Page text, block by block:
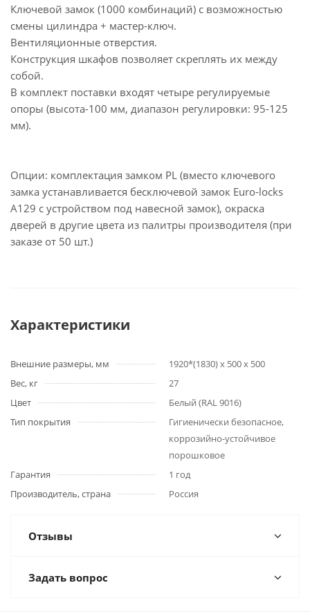
Ключевой замок (1000 комбинаций) с возможностью
смены цилиндра + мастер-ключ.
Вентиляционные отверстия.
Конструкция шкафов позволяет скреплять их между
собой.
В комплект поставки входят четыре регулируемые
опоры (высота-100 мм, диапазон регулировки: 95-125
мм).
Опции: комплектация замком PL (вместо ключевого
замка устанавливается бесключевой замок Euro-locks
A129 с устройством под навесной замок), окраска
дверей в другие цвета из палитры производителя (при
заказе от 50 шт.)
Характеристики
Внешние размеры, мм
1920*(1830) х 500 х 500
Вес, кг
27
Цвет
Белый (RAL 9016)
Тип покрытия
Гигиенически безопасное,
коррозийно-устойчивое
порошковое
Гарантия
1 год
Производитель, страна
Россия
Отзывы
Задать вопрос